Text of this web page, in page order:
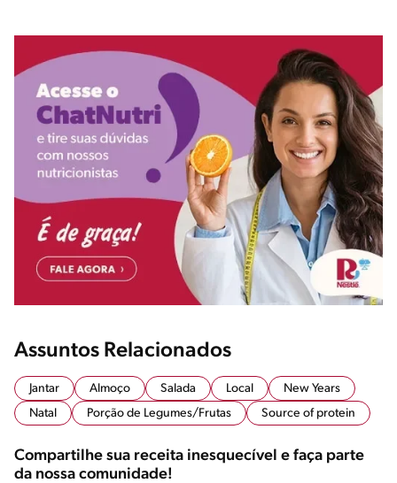
Assuntos Relacionados
Jantar Almoço Salada Local
New Years
Natal
Porção de Legumes/Frutas Source of protein
Compartilhe sua receita inesquecível e faça parte
da nossa comunidade!